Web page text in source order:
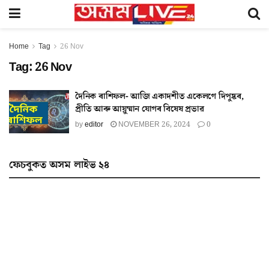
Home Tag 26 Nov
Tag: 26 Nov
দৈনিক ৰাশিফল- আজি একাদশীত একেলগে দিপুষ্কৰ,
প্ৰীতি আৰু আয়ুষ্মান যোগৰ বিষেষ প্ৰভাৱ
byeditor NOVEMBER 26, 2024 0
ফেচবুকত অসম লাইভ ২৪